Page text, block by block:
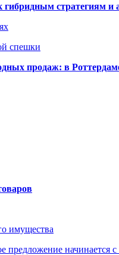
стратегиям и
спешки
продаж: в
имущества
начинается с